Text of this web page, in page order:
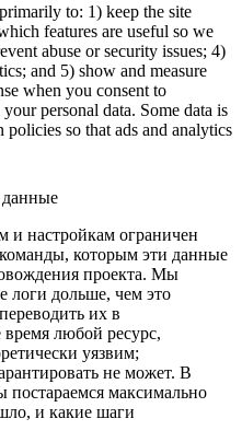
to: 1) keep the site
features are useful so we
abuse or security issues; 4)
and 5) show and measure
when you consent to
personal data. Some data is
so that ads and analytics
и настройкам ограничен
которым эти данные
проекта. Мы
логи дольше, чем это
их в
любой ресурс,
уязвим;
не может. В
постараемся максимально
и какие шаги